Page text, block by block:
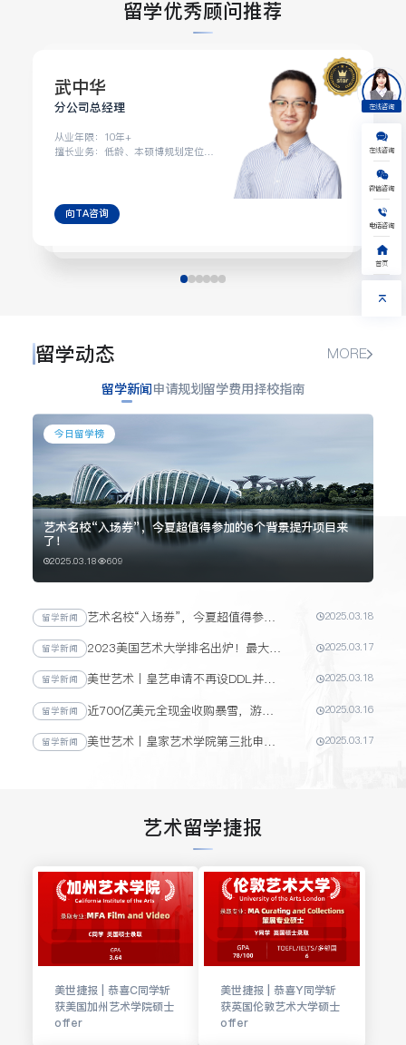
留学优秀顾问推荐
武中华
分公司总经理
从业年限：10年+
擅长业务：低龄、本硕博规划定位、
向TA咨询
留学动态
MORE
留学新闻申请规划留学费用择校指南
今日留学榜
艺术名校“入场券”，今夏超值得参加的6个背景提升项目来
了！
2025.03.18 609
留学新闻 艺术名校“入场券”，今夏超值得参加的6个背景提升项目来了！ 2025.03.18
留学新闻 2023美国艺术大学排名出炉！最大赢家竟不是罗德岛也不是帕森斯？ 2025.03.17
留学新闻 美世艺术丨皇艺申请不再设DDL并扩招30%，透露哪些艺术留学新趋势？ 2025.03.18
留学新闻 近700亿美元全现金收购暴雪，游戏设计才是未来“钞能力”！ 2025.03.16
留学新闻 美世艺术丨皇家艺术学院第三批申请开放，审核标准大调整？！速看 2025.03.17
艺术留学捷报
美世捷报 | 恭喜C同学斩
获美国加州艺术学院硕士
offer
美世捷报 | 恭喜Y同学斩
获英国伦敦艺术大学硕士
offer
在线咨询
在线咨询
英国 日本 澳新
微信咨询
电话咨询
首页